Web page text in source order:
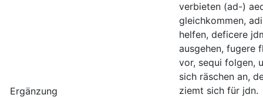
Ergänzung
verbieten (ad-)
gleichkommen,
helfen, deficere
ausgehen, fugere
vor, sequi folgen,
sich räschen an,
ziemt sich für jdn.